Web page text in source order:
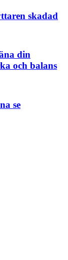
skadad
din
och balans
se